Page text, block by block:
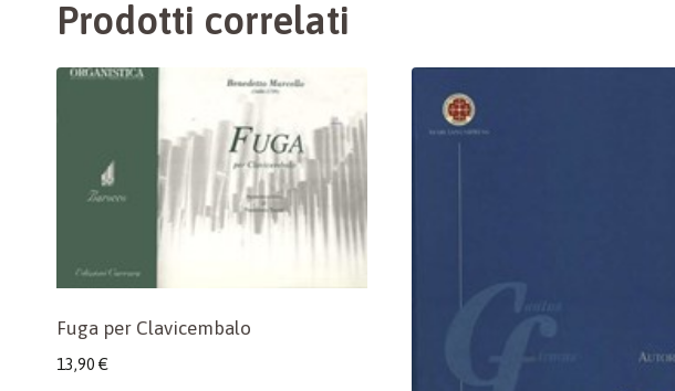
Prodotti correlati
Fuga per Clavicembalo
13,90 €